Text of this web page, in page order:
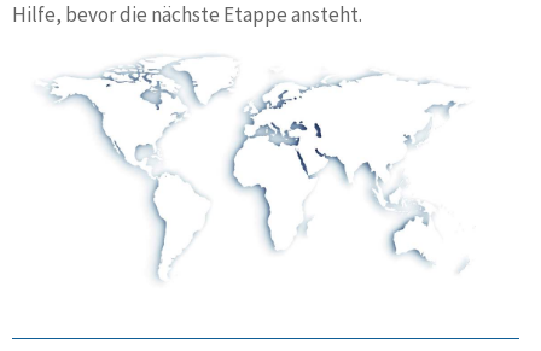
Hilfe, bevor die nächste Etappe ansteht.